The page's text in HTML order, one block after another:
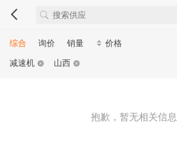
综合 询价 销量
价格
减速机
山西
抱歉，暂无相关信息